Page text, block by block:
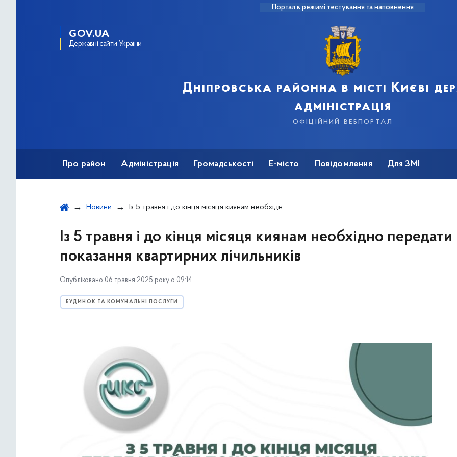
Портал в режимі тестування та наповнення
GOV.UA
Державні сайти України
Дніпровська районна в місті Києві
адміністрація
офіційний вебпортал
Про район Адміністрація Громадськості Е-місто Повідомлення Для ЗМІ
Новини Із 5 травня і до кінця місяця киянам необхідно передати показання квартирних лічильників
Із 5 травня і до кінця місяця киянам необхідно передати
показання квартирних лічильників
Опубліковано 06 травня 2025 року о 09:14
БУДИНОК ТА КОМУНАЛЬНІ ПОСЛУГИ